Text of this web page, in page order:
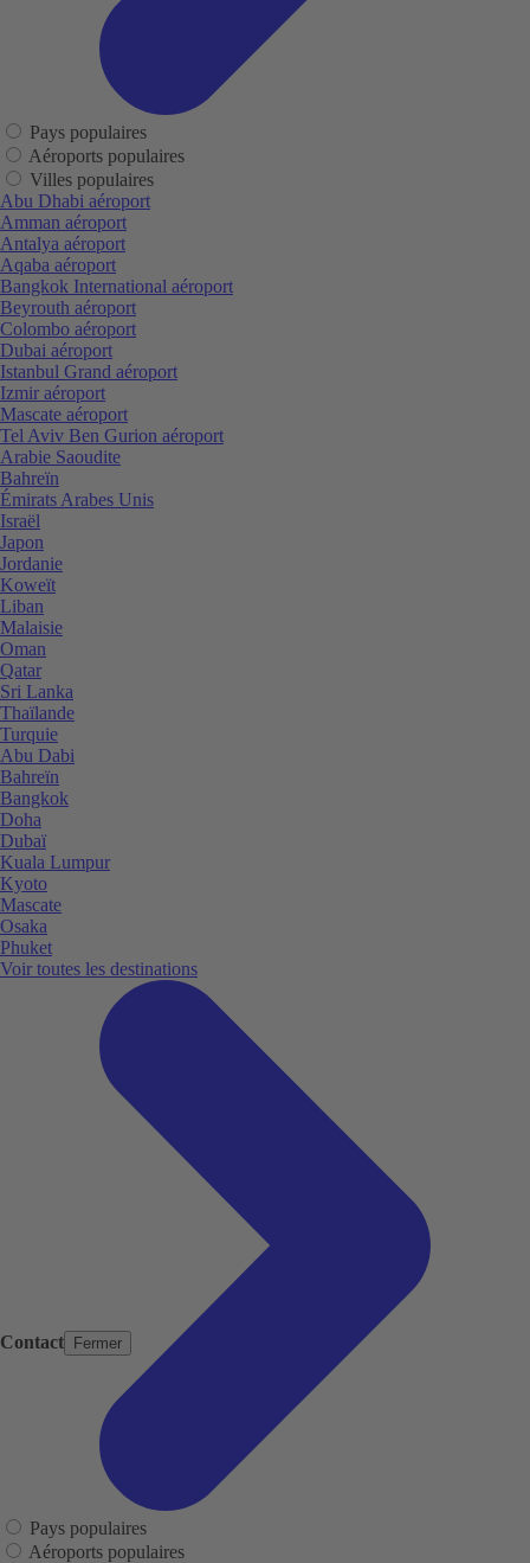
Contact Fermer
Pays populaires
Aéroports populaires
Villes populaires
Abu Dhabi aéroport
Amman aéroport
Antalya aéroport
Aqaba aéroport
Bangkok International aéroport
Beyrouth aéroport
Colombo aéroport
Dubai aéroport
Istanbul Grand aéroport
Izmir aéroport
Mascate aéroport
Tel Aviv Ben Gurion aéroport
Arabie Saoudite
Bahreïn
Émirats Arabes Unis
Israël
Japon
Jordanie
Koweït
Liban
Malaisie
Oman
Qatar
Sri Lanka
Thaïlande
Turquie
Abu Dabi
Bahreïn
Bangkok
Doha
Dubaï
Kuala Lumpur
Kyoto
Mascate
Osaka
Phuket
Voir toutes les destinations
Pays populaires
Aéroports populaires